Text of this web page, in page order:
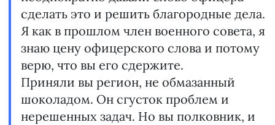
сделать это и решить благородные дела.
Я как в прошлом член военного совета, я
знаю цену офицерского слова и потому
верю, что вы его сдержите.
Приняли вы регион, не обмазанный
шоколадом. Он сгусток проблем и
нерешенных задач. Но вы полковник, и